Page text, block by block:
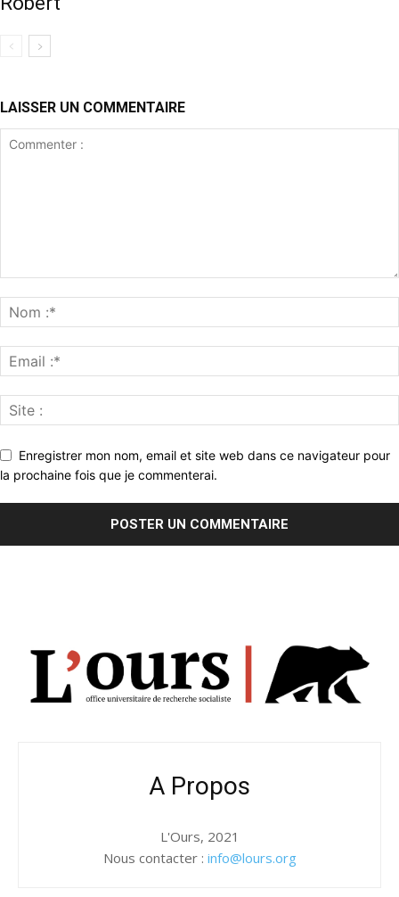
LAISSER UN COMMENTAIRE
Enregistrer mon nom, email et site web dans ce navigateur pour
la prochaine fois que je commenterai.
A Propos
L'Ours, 2021
Nous contacter : info@lours.org